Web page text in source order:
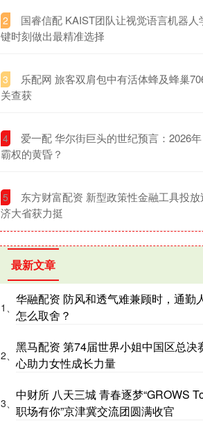
2
国睿信配 KAIST团队让视觉语言机器人
键时刻做出最精准选择
3
乐配网 旅客双肩包中有活体蜂及蜂巢
关查获
4
爱一配 华尔街巨头的世纪预言：2026
霸权的黄昏？
5
东方财富配资 新型政策性金融工具投
济大省获力挺
最新文章
1、
华融配资 防风和透气难兼顾时，通勤
怎么取舍？
2、
黑马配资 第74届世界小姐中国区总决
心助力女性成长力量
3、
中财所 八天三城 青春逐梦“GROWS
职场有你”京津冀交流团圆满收官